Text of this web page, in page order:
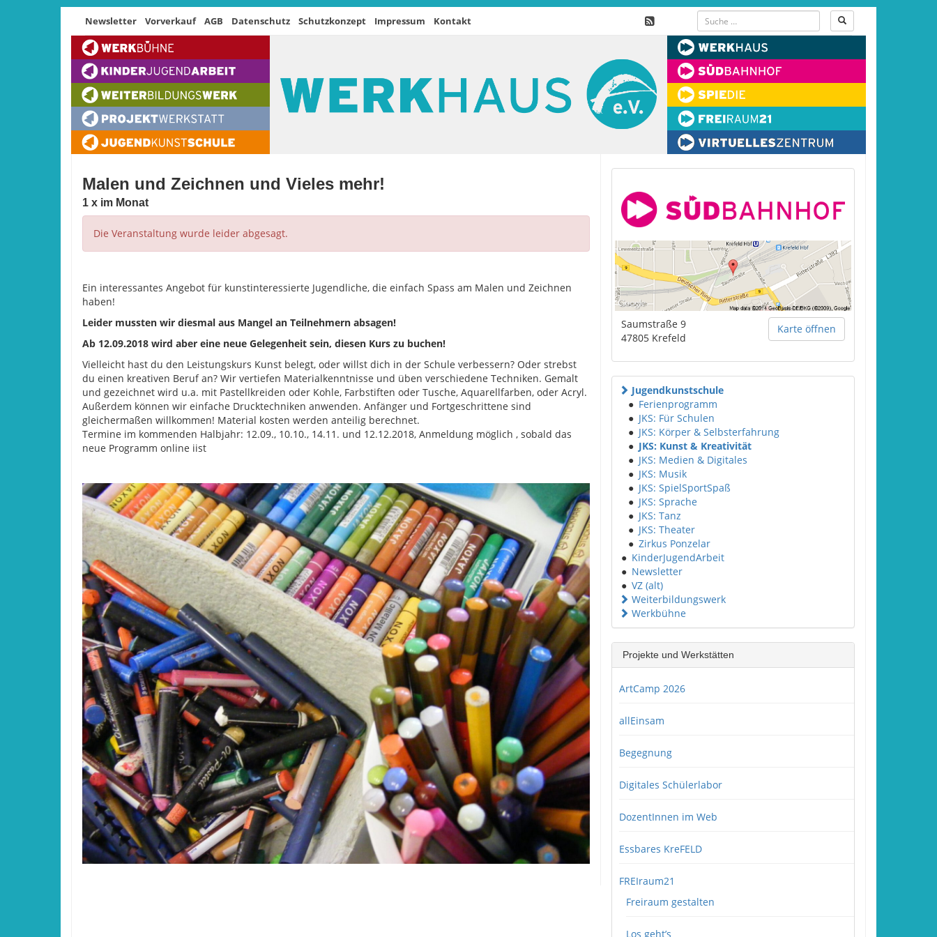
Newsletter Vorverkauf AGB Datenschutz Schutzkonzept Impressum Kontakt
Malen und Zeichnen und Vieles mehr!
1 x im Monat
Die Veranstaltung wurde leider abgesagt.
Ein interessantes Angebot für kunstinteressierte Jugendliche, die einfach Spass am Malen und Zeichnen
haben!
Leider mussten wir diesmal aus Mangel an Teilnehmern absagen!
Ab 12.09.2018 wird aber eine neue Gelegenheit sein, diesen Kurs zu buchen!
Vielleicht hast du den Leistungskurs Kunst belegt, oder willst dich in der Schule verbessern? Oder strebst
du einen kreativen Beruf an? Wir vertiefen Materialkenntnisse und üben verschiedene Techniken. Gemalt
und gezeichnet wird u.a. mit Pastellkreiden oder Kohle, Farbstiften oder Tusche, Aquarellfarben, oder Acryl.
Außerdem können wir einfache Drucktechniken anwenden. Anfänger und Fortgeschrittene sind
gleichermaßen willkommen! Material kosten werden anteilig berechnet.
Termine im kommenden Halbjahr: 12.09., 10.10., 14.11. und 12.12.2018, Anmeldung möglich , sobald das
neue Programm online iist
Karte öffnen
Saumstraße 9
47805 Krefeld
Jugendkunstschule
● Ferienprogramm
● JKS: Für Schulen
● JKS: Körper & Selbsterfahrung
● JKS: Kunst & Kreativität
● JKS: Medien & Digitales
● JKS: Musik
● JKS: SpielSportSpaß
● JKS: Sprache
● JKS: Tanz
● JKS: Theater
● Zirkus Ponzelar
● KinderJugendArbeit
● Newsletter
● VZ (alt)
Weiterbildungswerk
Werkbühne
Projekte und Werkstätten
ArtCamp 2026
allEinsam
Begegnung
Digitales Schülerlabor
DozentInnen im Web
Essbares KreFELD
FREIraum21
Freiraum gestalten
Los geht’s